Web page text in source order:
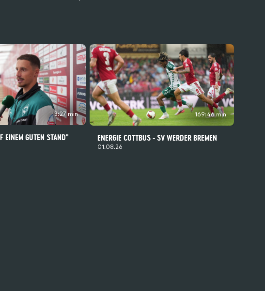
3:27 min
EINEM GUTEN STAND"
169:46 min
ENERGIE COTTBUS - SV WERDER BREMEN
01.08.26